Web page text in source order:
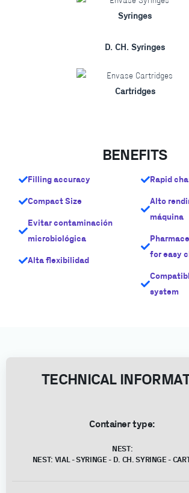
Syringes
D. CH. Syringes
Cartridges
BENEFITS
Filling accuracy
Compact Size
Evitar contaminación
microbiológica
Alta flexibilidad
Rapid
Alto
máquina
for easy
system
TECHNICAL
Container type:
NEST:
NEST: VIAL - SYRINGE - D. CH. SYRINGE -